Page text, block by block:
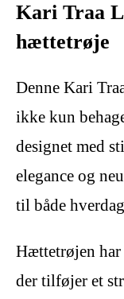
Kari Traa
hættetrøje
Denne Kari
ikke kun
designet med
elegance og
til både
Hættetrøjen har
der tilføjer et